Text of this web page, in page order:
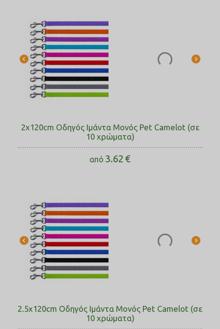
2x120cm Οδηγός Ιμάντα Μονός Pet Camelot (σε
10 χρώματα)
από 3.62 €
2.5x120cm Οδηγός Ιμάντα Μονός Pet Camelot (σε
10 χρώματα)